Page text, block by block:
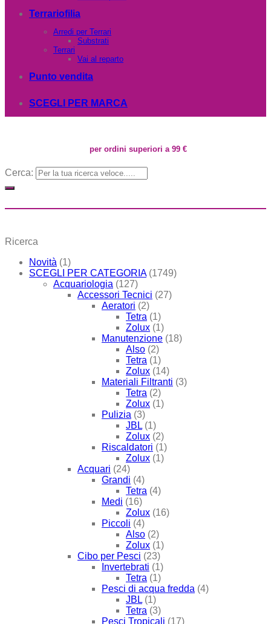
Terrariofilia
Arredi per Terrari
Substrati
Terrari
Vai al reparto
Punto vendita
SCEGLI PER MARCA
per ordini superiori a 99 €
Cerca:
Ricerca
Novità (1)
SCEGLI PER CATEGORIA (1749)
Acquariologia (127)
Accessori Tecnici (27)
Aeratori (2)
Tetra (1)
Zolux (1)
Manutenzione (18)
Also (2)
Tetra (1)
Zolux (14)
Materiali Filtranti (3)
Tetra (2)
Zolux (1)
Pulizia (3)
JBL (1)
Zolux (2)
Riscaldatori (1)
Zolux (1)
Acquari (24)
Grandi (4)
Tetra (4)
Medi (16)
Zolux (16)
Piccoli (4)
Also (2)
Zolux (1)
Cibo per Pesci (23)
Invertebrati (1)
Tetra (1)
Pesci di acqua fredda (4)
JBL (1)
Tetra (3)
Pesci Tropicali (17)